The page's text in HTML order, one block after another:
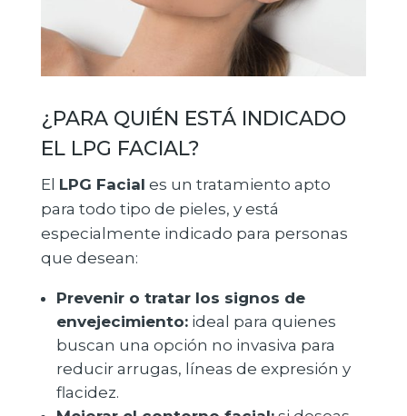
¿PARA QUIÉN ESTÁ INDICADO
EL LPG FACIAL?
El LPG Facial es un tratamiento apto
para todo tipo de pieles, y está
especialmente indicado para personas
que desean:
Prevenir o tratar los signos de
envejecimiento:ideal para quienes
buscan una opción no invasiva para
reducir arrugas, líneas de expresión y
flacidez.